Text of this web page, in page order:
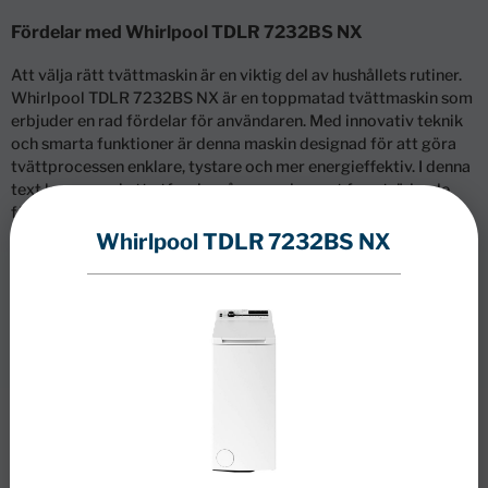
Fördelar med Whirlpool TDLR 7232BS NX
Att välja rätt tvättmaskin är en viktig del av hushållets rutiner.
Whirlpool TDLR 7232BS NX är en toppmatad tvättmaskin som
erbjuder en rad fördelar för användaren. Med innovativ teknik
och smarta funktioner är denna maskin designad för att göra
tvättprocessen enklare, tystare och mer energieffektiv. I denna
text kommer vi att utforska några av de mest framträdande
fördelarna med Whirlpool TDLR 7232BS NX och hur de kan
förbättra din tvättupplevelse.
Maximal tystnad med Zen-teknik
En av de största fördelarna med Whirlpool TDLR 7232BS NX är
dess förmåga att tvätta kläder med minimalt ljud. Tack vare
resulterar i färre vibrationer och lägre ljudnivåer, samtidigt
som den erbjuder ökad effektivitet och längre hållbarhet.
Whirlpool TDLR 7232BS NX